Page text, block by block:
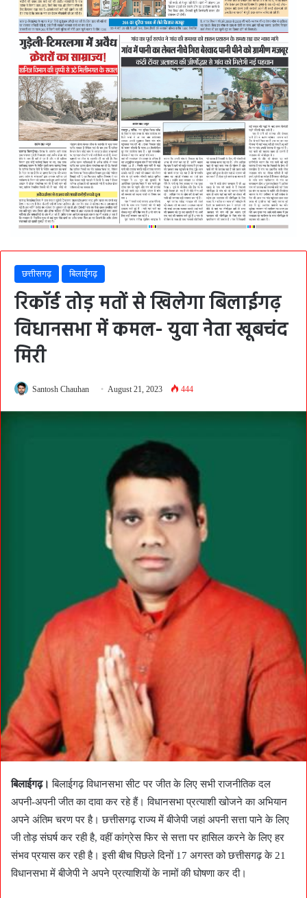
छत्तीसगढ़ बिलाईगढ़
रिकॉर्ड तोड़ मतों से खिलेगा बिलाईगढ़
विधानसभा में कमल- युवा नेता खूबचंद
मिरी
Santosh Chauhan August 21, 2023 444
बिलाईगढ़।बिलाईगढ़ विधानसभा सीट पर जीत के लिए सभी राजनीतिक दल
अपनी-अपनी जीत का दावा कर रहे हैं। विधानसभा प्रत्याशी खोजने का अभियान
अपने अंतिम चरण पर है। छत्तीसगढ़ राज्य में बीजेपी जहां अपनी सत्ता पाने के लिए
जी तोड़ संघर्ष कर रही है, वहीं कांग्रेस फिर से सत्ता पर हासिल करने के लिए हर
संभव प्रयास कर रही है। इसी बीच पिछले दिनों 17 अगस्त को छत्तीसगढ़ के 21
विधानसभा में बीजेपी ने अपने प्रत्याशियों के नामों की घोषणा कर दी।